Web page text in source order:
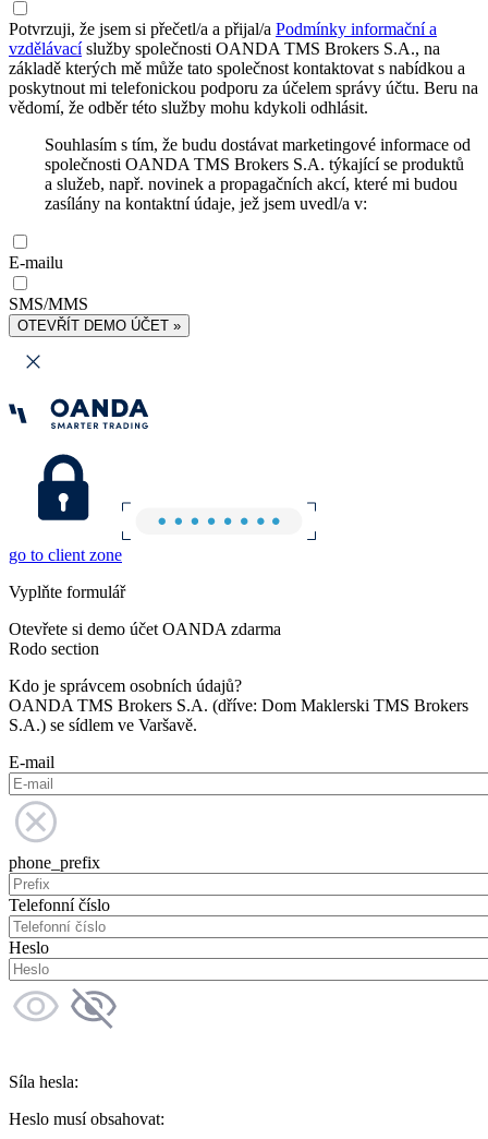
Potvrzuji, že jsem si přečetl/a a přijal/a Podmínky informační a
vzdělávacíslužby společnosti OANDA TMS Brokers S.A., na
základě kterých mě může tato společnost kontaktovat s nabídkou a
poskytnout mi telefonickou podporu za účelem správy účtu. Beru na
vědomí, že odběr této služby mohu kdykoli odhlásit.
Souhlasím s tím, že budu dostávat marketingové informace od
společnosti OANDA TMS Brokers S.A. týkající se produktů
a služeb, např. novinek a propagačních akcí, které mi budou
zasílány na kontaktní údaje, jež jsem uvedl/a v:
E-mailu
SMS/MMS
OTEVŘÍT DEMO ÚČET »
go to client zone
Vyplňte formulář
Otevřete si demo účet OANDA zdarma
Rodo section
Kdo je správcem osobních údajů?
OANDA TMS Brokers S.A. (dříve: Dom Maklerski TMS Brokers
S.A.) se sídlem ve Varšavě.
E-mail
phone_prefix
Telefonní číslo
Heslo
Síla hesla:
Heslo musí obsahovat: